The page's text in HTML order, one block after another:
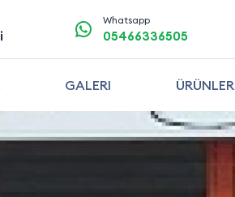
Whatsapp
05466336505
GALERI ÜRÜNLER